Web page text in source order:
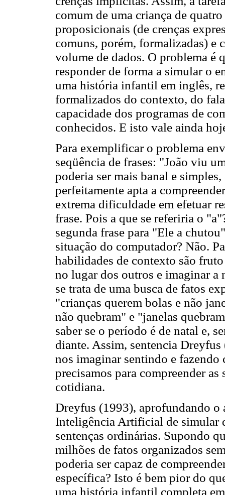
comum de uma criança de
proposicionais (de crenças
comuns, porém, formalizadas) e
volume de dados. O problema é
responder de forma a simular o
uma história infantil em inglês,
formalizados do contexto, do
capacidade dos programas de
conhecidos. E isto vale ainda
Para exemplificar o problema
seqüência de frases: "João viu
poderia ser mais banal e
perfeitamente apta a
extrema dificuldade em efetuar
frase. Pois a que se referiria o
segunda frase para "Ele a
situação do computador? Não.
habilidades de contexto são
no lugar dos outros e imaginar a
se trata de uma busca de fatos
"crianças querem bolas e não
não quebram" e "janelas
saber se o período é de natal e,
diante. Assim, sentencia Dreyfus
nos imaginar sentindo e fazendo
precisamos para compreender
cotidiana.
Dreyfus (1993), aprofundando o
Inteligência Artificial de simular
sentenças ordinárias. Supondo
milhões de fatos organizados
poderia ser capaz de
específica? Isto é bem pior do
uma história infantil completa